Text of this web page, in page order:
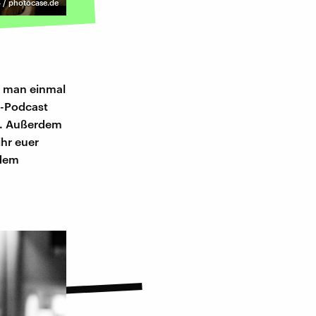
/ photocase.de
man einmal
Podcast
Außerdem
euer